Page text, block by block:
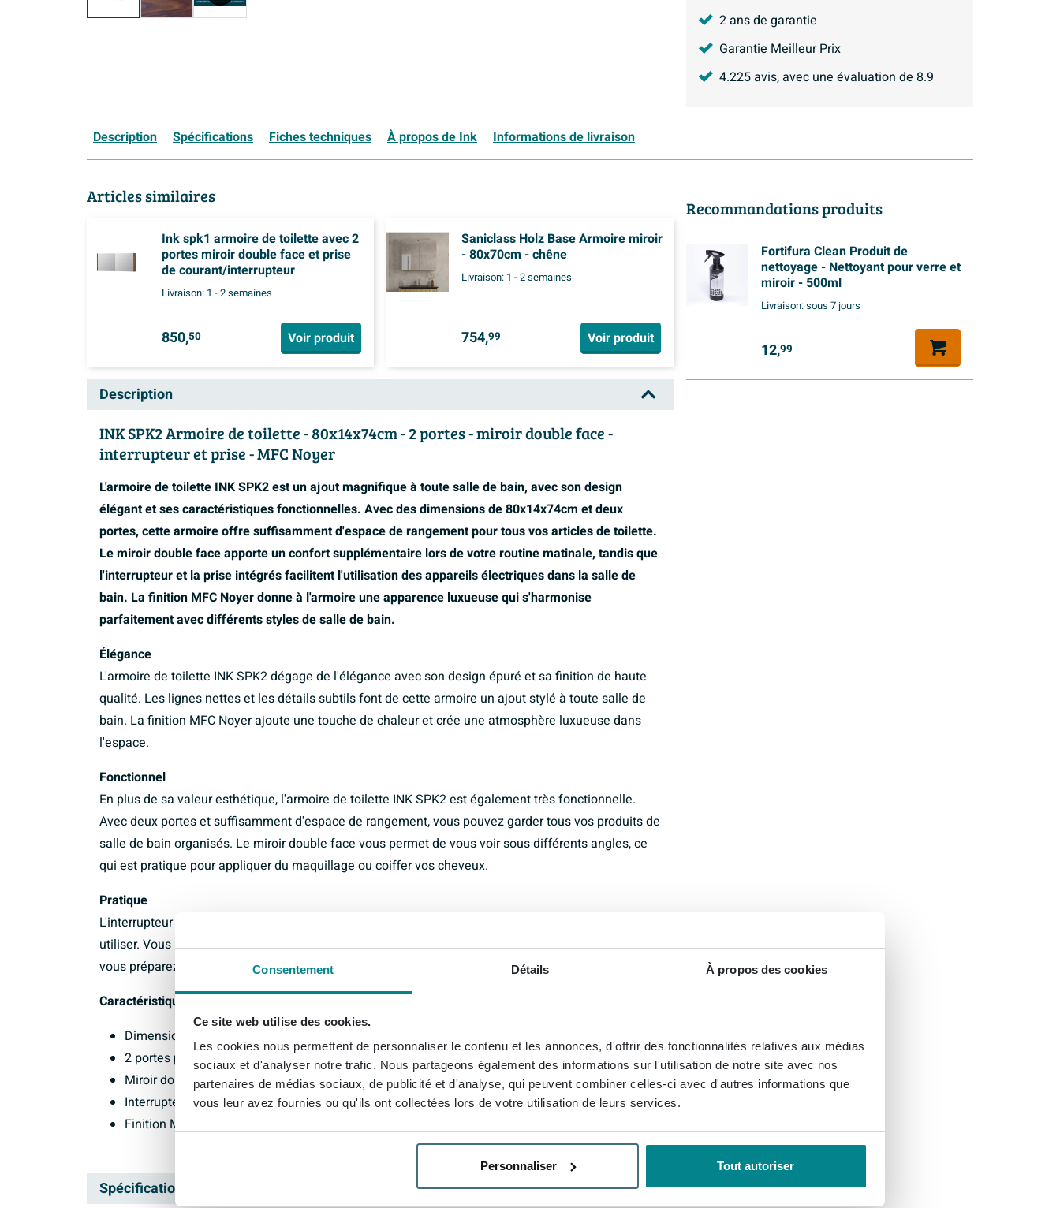
Consentement Détails À propos des cookies
Ce site web utilise des cookies.
Les cookies nous permettent de personnaliser le contenu et les annonces, d'offrir des fonctionnalités relatives aux médias
sociaux et d'analyser notre trafic. Nous partageons également des informations sur l'utilisation de notre site avec nos
partenaires de médias sociaux, de publicité et d'analyse, qui peuvent combiner celles-ci avec d'autres informations que
vous leur avez fournies ou qu'ils ont collectées lors de votre utilisation de leurs services.
Personnaliser Tout autoriser
2 ans de garantie
Garantie Meilleur Prix
4.225avis, avec une évaluation de 8.9
Description Spécifications Fiches techniques À propos de Ink Informations de livraison
Articles similaires
Ink spk1 armoire de toilette avec 2
portes miroir double face et prise
de courant/interrupteur
Livraison: 1 - 2 semaines
850,50 Voir produit
Saniclass Holz Base Armoire miroir
- 80x70cm - chêne
Livraison: 1 - 2 semaines
754,99 Voir produit
Description
INK SPK2 Armoire de toilette - 80x14x74cm - 2 portes - miroir double face -
interrupteur et prise - MFC Noyer
L'armoire de toilette INK SPK2 est un ajout magnifique à toute salle de bain, avec son design
élégant et ses caractéristiques fonctionnelles. Avec des dimensions de 80x14x74cm et deux
portes, cette armoire offre suffisamment d'espace de rangement pour tous vos articles de toilette.
Le miroir double face apporte un confort supplémentaire lors de votre routine matinale, tandis que
l'interrupteur et la prise intégrés facilitent l'utilisation des appareils électriques dans la salle de
bain. La finition MFC Noyer donne à l'armoire une apparence luxueuse qui s'harmonise
parfaitement avec différents styles de salle de bain.
Élégance
L'armoire de toilette INK SPK2 dégage de l'élégance avec son design épuré et sa finition de haute
qualité. Les lignes nettes et les détails subtils font de cette armoire un ajout stylé à toute salle de
bain. La finition MFC Noyer ajoute une touche de chaleur et crée une atmosphère luxueuse dans
l'espace.
Fonctionnel
En plus de sa valeur esthétique, l'armoire de toilette INK SPK2 est également très fonctionnelle.
Avec deux portes et suffisamment d'espace de rangement, vous pouvez garder tous vos produits de
salle de bain organisés. Le miroir double face vous permet de vous voir sous différents angles, ce
qui est pratique pour appliquer du maquillage ou coiffer vos cheveux.
Pratique
L'interrupteur et la prise intégrés rendent l'armoire de toilette INK SPK2 extrêmement pratique à
utiliser. Vous pouvez facilement brancher et utiliser vos appareils électriques pendant que vous
vous préparez dans la salle de bain. Cela rend votre routine matinale plus efficace et confortable.
Caractéristiques :
Dimensions : 80x14x74cm
2 portes pour le rangement
Miroir double face
Interrupteur et prise intégrés
Finition MFC Noyer
Spécifications
Recommandations produits
Fortifura Clean Produit de
nettoyage - Nettoyant pour verre et
miroir - 500ml
Livraison:sous 7 jours
12,99